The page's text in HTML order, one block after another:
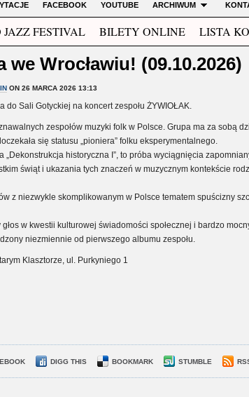
FACEBOOK YOUTUBE ARCHIWUM
JAZZ FESTIVAL BILETY ONLINE LISTA
we Wrocławiu! (09.10.2026)
ON 26 MARCA 2026 13:13
do Sali Gotyckiej na koncert zespołu ŻYWIOŁAK.
zespołów muzyki folk w Polsce. Grupa ma za sobą
się statusu „pioniera” folku eksperymentalnego.
„Dekonstrukcja historyczna I”, to próba wyciągnięcia
świąt i ukazania tych znaczeń w muzycznym kontekście
z niezwykle skomplikowanym w Polsce tematem spuścizny
w kwestii kulturowej świadomości społecznej i bardzo
niezmiennie od pierwszego albumu zespołu.
Klasztorze, ul. Purkyniego 1
DIGG THIS BOOKMARK STUMBLE